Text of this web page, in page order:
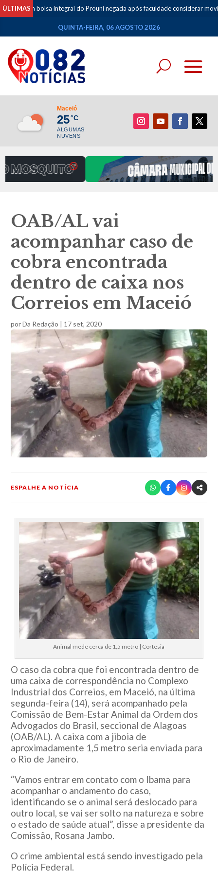
ÚLTIMAS
integral do Prouni negada após faculdade considerar movimentações
QUINTA-FEIRA, 06 AGOSTO 2026
Maceió
25°C
ALGUMAS
NUVENS
OAB/AL vai
acompanhar caso de
cobra encontrada
dentro de caixa nos
Correios em Maceió
porDa Redação | 17 set, 2020
ESPALHE A NOTÍCIA
Animal mede cerca de 1,5 metro | Cortesia
O caso da cobra que foi encontrada dentro de
uma caixa de correspondência no Complexo
Industrial dos Correios, em Maceió, na última
segunda-feira (14), será acompanhado pela
Comissão de Bem-Estar Animal da Ordem dos
Advogados do Brasil, seccional de Alagoas
(OAB/AL). A caixa com a jiboia de
aproximadamente 1,5 metro seria enviada para
o Rio de Janeiro.
“Vamos entrar em contato com o Ibama para
acompanhar o andamento do caso,
identificando se o animal será deslocado para
outro local, se vai ser solto na natureza e sobre
o estado de saúde atual”, disse a presidente da
Comissão, Rosana Jambo.
O crime ambiental está sendo investigado pela
Polícia Federal.